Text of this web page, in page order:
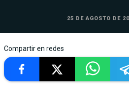
25 DE AGOSTO DE
Compartir en redes